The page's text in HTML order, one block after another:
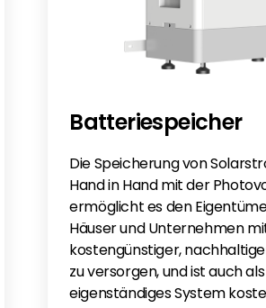
Batteriespeicher
Die Speicherung von
Hand in Hand mit der
ermöglicht es den
Häuser und Unternehmen
kostengünstiger,
zu versorgen, und ist auch als
eigenständiges System